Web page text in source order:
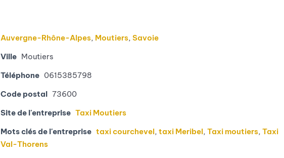
Auvergne-Rhône-Alpes, Moutiers, Savoie
Ville Moutiers
Téléphone 0615385798
Code postal 73600
Site de l'entreprise Taxi Moutiers
Mots clés de l'entreprise taxi courchevel, taxi Meribel, Taxi moutiers, Taxi
Val-Thorens